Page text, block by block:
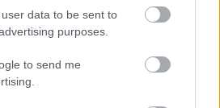
data to be sent to
purposes.
to send me